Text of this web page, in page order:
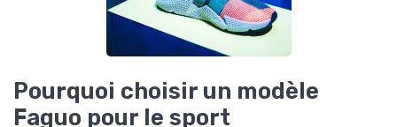
Pourquoi choisir un modèle
Faguo pour le sport